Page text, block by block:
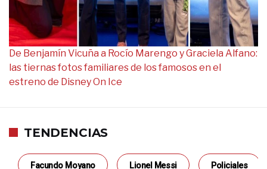
De Benjamín Vicuña a Rocío Marengo y Graciela Alfano:
las tiernas fotos familiares de los famosos en el
estreno de Disney On Ice
TENDENCIAS
Facundo Moyano Lionel Messi Policiales